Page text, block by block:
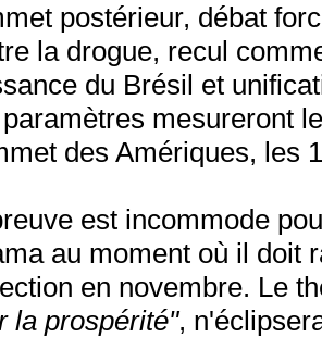
postérieur, débat
la drogue, recul
du Brésil et
mesureront
des Amériques, les
est incommode
au moment où il doit
en novembre. Le
la prospérité",